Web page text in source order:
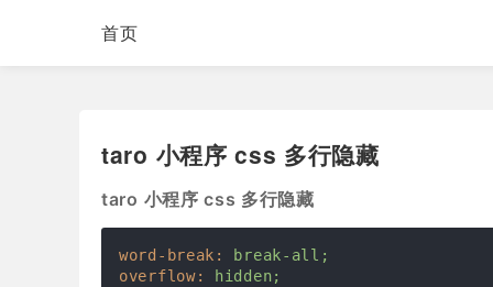
首页
taro 小程序 css 多行隐藏
taro 小程序 css 多行隐藏
word-break:
break-all;
overflow:
hidden;